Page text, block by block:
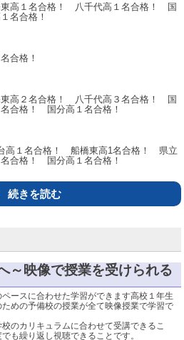
高１名合格！ 八千代高１名合格！ 国
名合格！
合格！
高２名合格！ 八千代高３名合格！ 国
合格！ 国分高１名合格！
高１名合格！ 船橋東高1名合格！ 県立
合格！ 国分高１名合格！
△トップへ
きを読む
～映像で授業を受けられる
ースに合わせた学習ができます高校１年生
めの予備校の授業が全て映像授業で学習で
のカリキュラムに合わせて受講できるこ
も繰り返し視聴できることです。